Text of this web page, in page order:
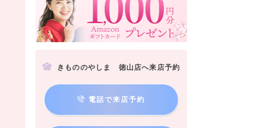
きもののやしま 徳山店へ来店予約
電話で来店予約